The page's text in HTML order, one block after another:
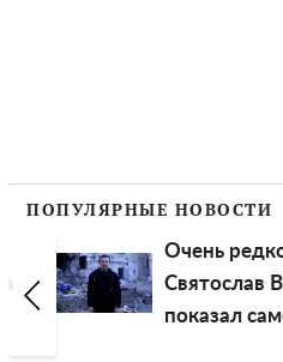
ПОПУЛЯРНЫЕ НОВОСТИ
Очень редкое фото:
Святослав Вакарчук
показал самого